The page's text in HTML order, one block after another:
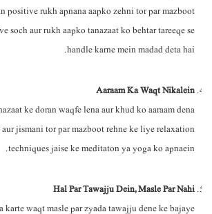
positive rukh apnana aapko zehni tor par mazboot
soch aur rukh aapko tanazaat ko behtar tareeqe se
handle karne mein madad deta hai.
Aaraam Ka Waqt Nikalein
ke doran waqfe lena aur khud ko aaraam dena
jismani tor par mazboot rehne ke liye relaxation
techniques jaise ke meditaton ya yoga ko apnaein.
Hal Par Tawajju Dein, Masle Par Nahi
karte waqt masle par zyada tawajju dene ke bajaye